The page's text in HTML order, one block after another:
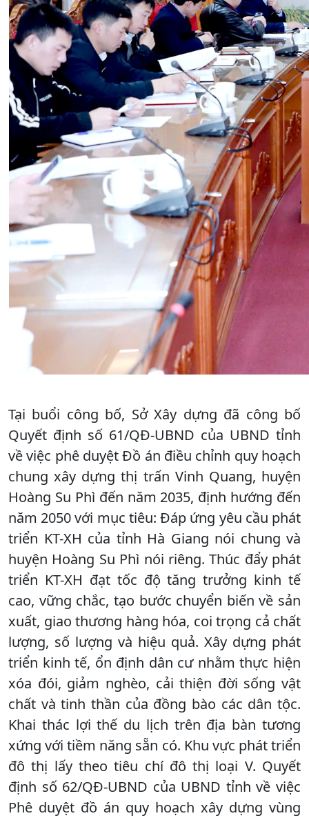
Tại buổi công bố, Sở Xây dựng đã công bố
Quyết định số 61/QĐ-UBND của UBND tỉnh
về việc phê duyệt Đồ án điều chỉnh quy hoạch
chung xây dựng thị trấn Vinh Quang, huyện
Hoàng Su Phì đến năm 2035, định hướng đến
năm 2050 với mục tiêu: Đáp ứng yêu cầu phát
triển KT-XH của tỉnh Hà Giang nói chung và
huyện Hoàng Su Phì nói riêng. Thúc đẩy phát
triển KT-XH đạt tốc độ tăng trưởng kinh tế
cao, vững chắc, tạo bước chuyển biến về sản
xuất, giao thương hàng hóa, coi trọng cả chất
lượng, số lượng và hiệu quả. Xây dựng phát
triển kinh tế, ổn định dân cư nhằm thực hiện
xóa đói, giảm nghèo, cải thiện đời sống vật
chất và tinh thần của đồng bào các dân tộc.
Khai thác lợi thế du lịch trên địa bàn tương
xứng với tiềm năng sẵn có. Khu vực phát triển
đô thị lấy theo tiêu chí đô thị loại V. Quyết
định số 62/QĐ-UBND của UBND tỉnh về việc
Phê duyệt đồ án quy hoạch xây dựng vùng